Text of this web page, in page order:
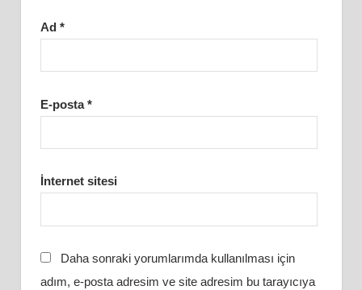
Ad *
E-posta*
İnternet sitesi
Daha sonraki yorumlarımda kullanılması için
adım, e-posta adresim ve site adresim bu tarayıcıya